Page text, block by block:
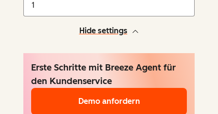
Hide settings
Erste Schritte mit Breeze Agent für
den Kundenservice
Demo anfordern